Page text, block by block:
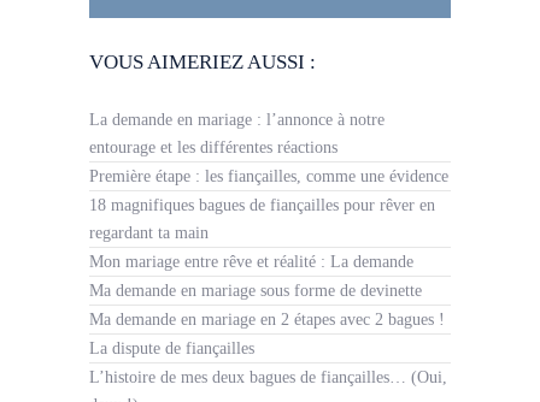
VOUS AIMERIEZ AUSSI :
La demande en mariage : l’annonce à notre
entourage et les différentes réactions
Première étape : les fiançailles, comme une évidence
18 magnifiques bagues de fiançailles pour rêver en
regardant ta main
Mon mariage entre rêve et réalité : La demande
Ma demande en mariage sous forme de devinette
Ma demande en mariage en 2 étapes avec 2 bagues !
La dispute de fiançailles
L’histoire de mes deux bagues de fiançailles… (Oui,